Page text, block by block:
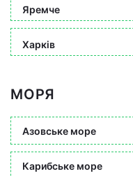
Яремче
Харків
МОРЯ
Азовське море
Карибське море